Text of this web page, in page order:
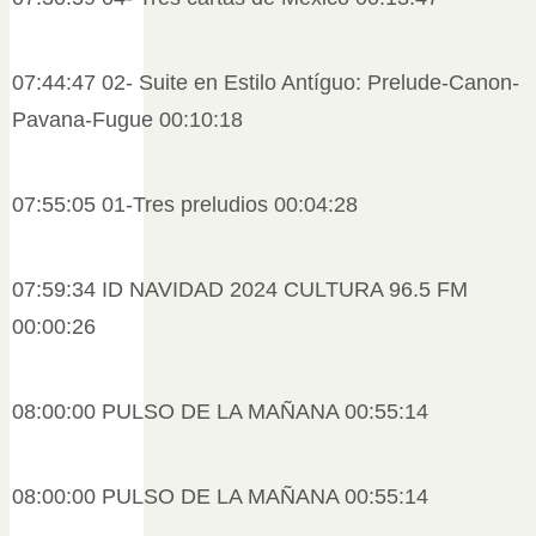
07:44:47 02- Suite en Estilo Antíguo: Prelude-Canon-
Pavana-Fugue 00:10:18
07:55:05 01-Tres preludios 00:04:28
07:59:34 ID NAVIDAD 2024 CULTURA 96.5 FM
00:00:26
08:00:00 PULSO DE LA MAÑANA 00:55:14
08:00:00 PULSO DE LA MAÑANA 00:55:14